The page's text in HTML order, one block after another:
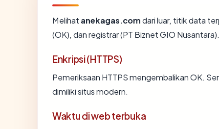
Melihat anekagas.comdari luar, titik data
(OK), dan registrar (PT Biznet GIO Nusantara).
Enkripsi (HTTPS)
Pemeriksaan HTTPS mengembalikan OK.
dimiliki situs modern.
Waktu di web terbuka